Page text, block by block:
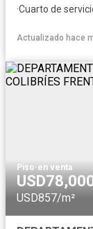
·Cuarto de
Actualizado hace
Piso·en venta
USD857/m²